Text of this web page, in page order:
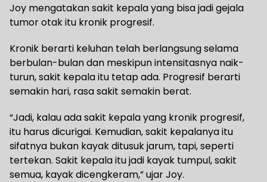
Joy mengatakan sakit kepala yang bisa jadi gejala
tumor otak itu kronik progresif.
Kronik berarti keluhan telah berlangsung selama
berbulan-bulan dan meskipun intensitasnya naik-
turun, sakit kepala itu tetap ada. Progresif berarti
semakin hari, rasa sakit semakin berat.
“Jadi, kalau ada sakit kepala yang kronik progresif,
itu harus dicurigai. Kemudian, sakit kepalanya itu
sifatnya bukan kayak ditusuk jarum, tapi, seperti
tertekan. Sakit kepala itu jadi kayak tumpul, sakit
semua, kayak dicengkeram,” ujar Joy.